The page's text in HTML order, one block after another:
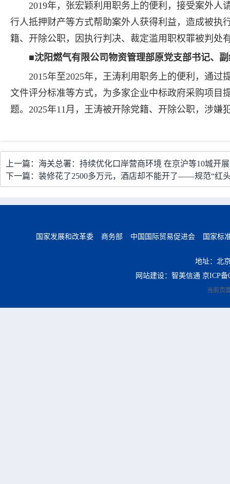
2019年，张宏颖利用职务上的便利，接受案外
行人抵押财产等方式帮助案外人获得利益，造成被执
籍、开除公职，因执行判决、裁定滥用职权罪被判处
■沈阳燃气有限公司物资管理部原党支部书记、
2015年至2025年，王涛利用职务上的便利，通
文件评分标准等方式，为多家企业中标政府采购项目
题。2025年11月，王涛被开除党籍、开除公职，涉嫌
上一篇：海关总署：持续优化口岸营商环境 在京沪等10城开
下一篇：装修花了2500多万元，酒店却不能开了——规范“红
国家发展和改革委 商务部 中国国际贸易促进会 国家标
地址：北
网站建设：智美信通 京ICP备
当前页